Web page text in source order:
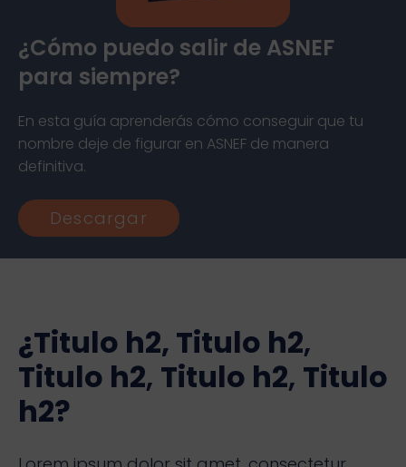
¿Cómo puedo salir de ASNEF
para siempre?
En esta guía aprenderás cómo conseguir que tu
nombre deje de figurar en ASNEF de manera
definitiva.
Descargar
¿Titulo h2, Titulo h2,
Titulo h2, Titulo h2, Titulo
h2?